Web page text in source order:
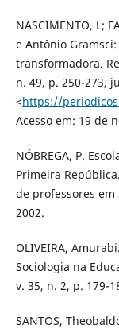
NASCIMENTO, L;
e Antônio
transformadora.
n. 49, p. 250-273,
<https://
Acesso em: 19 de
NÓBREGA, P.
Primeira
de professores em
2002.
OLIVEIRA,
Sociologia na
v. 35, n. 2, p. 179-
SANTOS,